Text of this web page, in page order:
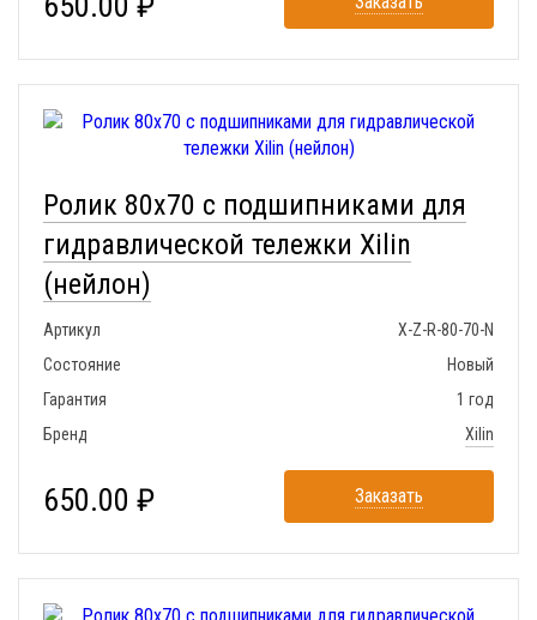
Ролик 80x70 с подшипниками для
гидравлической тележки Xilin
(нейлон)
Артикул
X-Z-R-80-70-N
Состояние
Новый
Гарантия
1 год
Бренд
Xilin
650.00 ₽ Заказать